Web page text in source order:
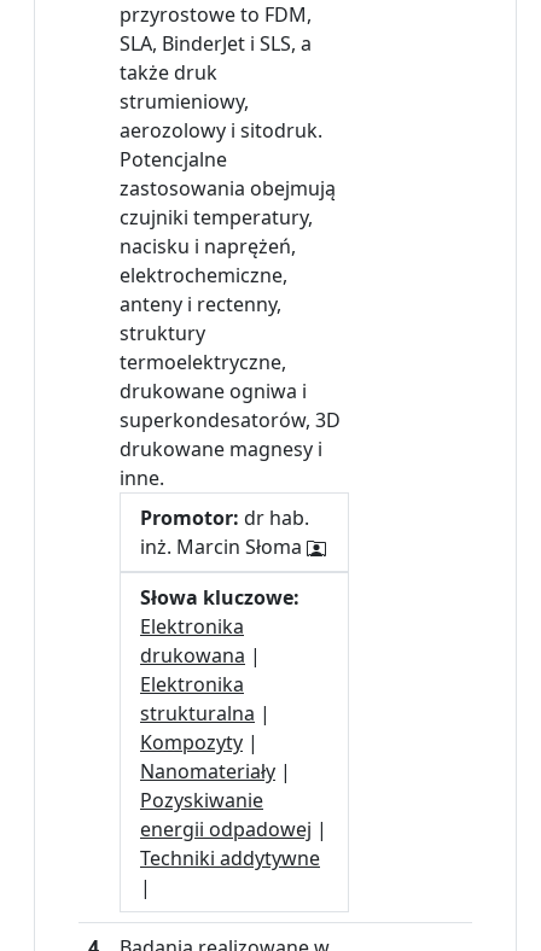
przyrostowe to FDM,
SLA, BinderJet i SLS, a
także druk
strumieniowy,
aerozolowy i sitodruk.
Potencjalne
zastosowania obejmują
czujniki temperatury,
nacisku i naprężeń,
elektrochemiczne,
anteny i rectenny,
struktury
termoelektryczne,
drukowane ogniwa i
superkondesatorów, 3D
drukowane magnesy i
inne.
Promotor: dr hab.
inż. Marcin Słoma
Słowa kluczowe:
Elektronika
drukowana |
Elektronika
strukturalna |
Kompozyty |
Nanomateriały |
Pozyskiwanie
energii odpadowej |
Techniki addytywne
|